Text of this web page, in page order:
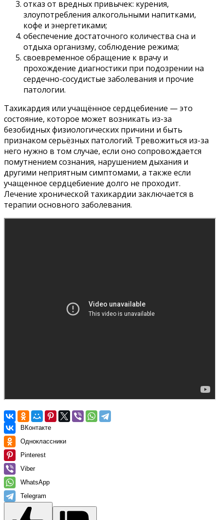
отказ от вредных привычек: курения,
злоупотребления алкогольными напитками,
кофе и энергетиками;
обеспечение достаточного количества сна и
отдыха организму, соблюдение режима;
своевременное обращение к врачу и
прохождение диагностики при подозрении на
сердечно-сосудистые заболевания и прочие
патологии.
Тахикардия или учащённое сердцебиение — это
состояние, которое может возникать из-за
безобидных физиологических причини и быть
признаком серьёзных патологий. Тревожиться из-за
него нужно в том случае, если оно сопровождается
помутнением сознания, нарушением дыхания и
другими неприятным симптомами, а также если
учащенное сердцебиение долго не проходит.
Лечение хронической тахикардии заключается в
терапии основного заболевания.
ВКонтакте
Одноклассники
Pinterest
Viber
WhatsApp
Telegram